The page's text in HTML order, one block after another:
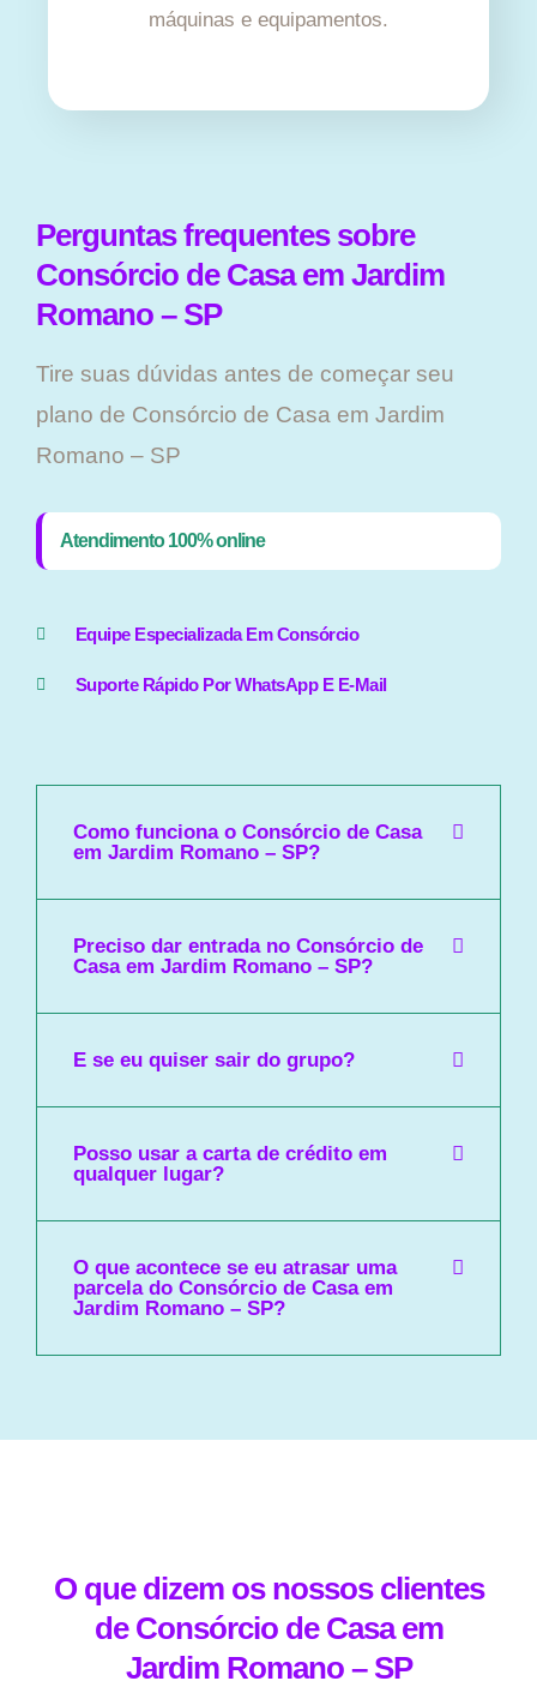
máquinas e equipamentos.
Perguntas frequentes sobre
Consórcio de Casa em Jardim
Romano – SP
Tire suas dúvidas antes de começar seu
plano ​de Consórcio de Casa em Jardim
Romano – SP
Atendimento 100% online
Equipe Especializada Em Consórcio
Suporte Rápido Por WhatsApp E E-Mail
Como funciona o Consórcio de Casa
em Jardim Romano – SP?
Preciso dar entrada no Consórcio de
Casa em Jardim Romano – SP?
E se eu quiser sair do grupo?
Posso usar a carta de crédito em
qualquer lugar?
O que acontece se eu atrasar uma
parcela do Consórcio de Casa em
Jardim Romano – SP?
O que dizem os nossos clientes
de Consórcio de Casa em
Jardim Romano – SP